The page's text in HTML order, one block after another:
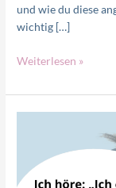
und wie du diese
wichtig […]
Weiterlesen »
Kollegin
nervt